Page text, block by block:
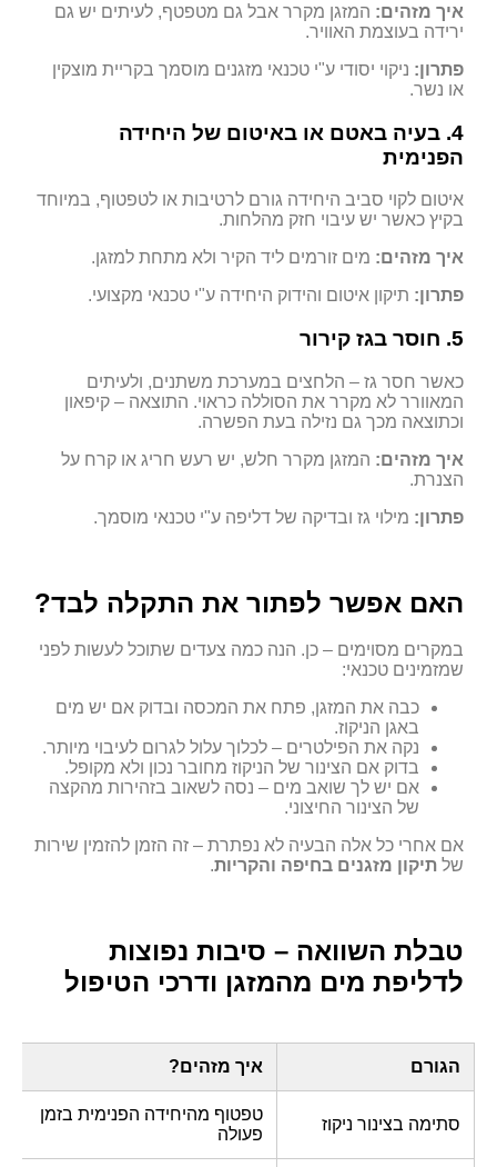
איך מזהים: המזגן מקרר אבל גם מטפטף, לעיתים יש גם
ירידה בעוצמת האוויר.
פתרון: ניקוי יסודי ע"י טכנאי מזגנים מוסמך בקריית מוצקין
או נשר.
4. בעיה באטם או באיטום של היחידה
הפנימית
איטום לקוי סביב היחידה גורם לרטיבות או לטפטוף, במיוחד
בקיץ כאשר יש עיבוי חזק מהלחות.
איך מזהים: מים זורמים ליד הקיר ולא מתחת למזגן.
פתרון: תיקון איטום והידוק היחידה ע"י טכנאי מקצועי.
5. חוסר בגז קירור
כאשר חסר גז – הלחצים במערכת משתנים, ולעיתים
המאוורר לא מקרר את הסוללה כראוי. התוצאה – קיפאון
וכתוצאה מכך גם נזילה בעת הפשרה.
איך מזהים: המזגן מקרר חלש, יש רעש חריג או קרח על
הצנרת.
פתרון: מילוי גז ובדיקה של דליפה ע"י טכנאי מוסמך.
האם אפשר לפתור את התקלה לבד?
במקרים מסוימים – כן. הנה כמה צעדים שתוכל לעשות לפני
שמזמינים טכנאי:
כבה את המזגן, פתח את המכסה ובדוק אם יש מים
באגן הניקוז.
נקה את הפילטרים – לכלוך עלול לגרום לעיבוי מיותר.
בדוק אם הצינור של הניקוז מחובר נכון ולא מקופל.
אם יש לך שואב מים – נסה לשאוב בזהירות מהקצה
של הצינור החיצוני.
אם אחרי כל אלה הבעיה לא נפתרת – זה הזמן להזמין שירות
של תיקון מזגנים בחיפה והקריות.
טבלת השוואה – סיבות נפוצות
לדליפת מים מהמזגן ודרכי הטיפול
הגורם איך מזהים?
סתימה בצינור ניקוז
טפטוף מהיחידה הפנימית בזמן
פעולה